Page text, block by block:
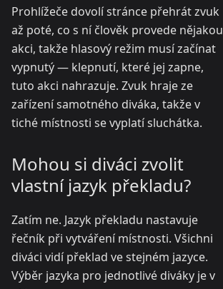
Prohlížeče dovolí stránce přehrát zvuk
až poté, co s ní člověk provede nějakou
akci, takže hlasový režim musí začínat
vypnutý — klepnutí, které jej zapne,
tuto akci nahrazuje. Zvuk hraje ze
zařízení samotného diváka, takže v
tiché místnosti se vyplatí sluchátka.
Mohou si diváci zvolit
vlastní jazyk překladu?
Zatím ne. Jazyk překladu nastavuje
řečník při vytváření místnosti. Všichni
diváci vidí překlad ve stejném jazyce.
Výběr jazyka pro jednotlivé diváky je v